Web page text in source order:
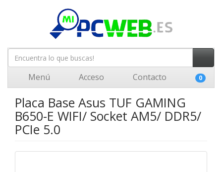
Menú Acceso Contacto 0
Placa Base Asus TUF GAMING
B650-E WIFI/ Socket AM5/ DDR5/
PCIe 5.0